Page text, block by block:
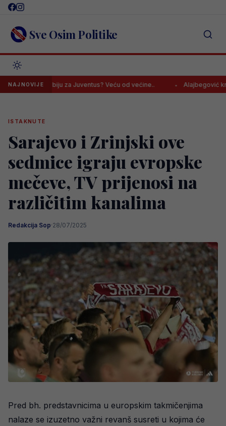
Skip
content Sve Osim Politike
NAJNOVIJE
u debiju za Juventus? Veću od većine.. Alajbegović kreirao
ISTAKNUTE
Sarajevo i Zrinjski ove
sedmice igraju evropske
mečeve, TV prijenosi na
različitim kanalima
Redakcija Sop·28/07/2025
Pred bh. predstavnicima u europskim takmičenjima
nalaze se izuzetno važni revanš susreti u kojima će